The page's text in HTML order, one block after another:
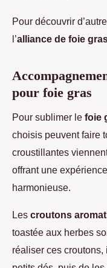
Pour découvrir
l’alliance de foie
pour foie gras
Pour sublimer le foie
choisis peuvent faire
croustillantes
offrant une
harmonieuse.
Les croutons
toastée aux herbes
réaliser ces